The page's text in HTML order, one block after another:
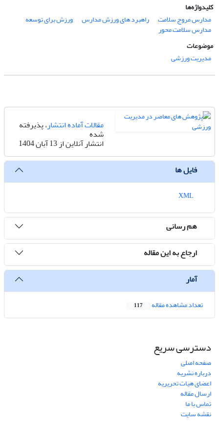
کلیدواژه‌ها
مدارس مروج سلامت
راهبرد های ورزش مدارس ورزش برای توسعه
مدارس سلامت محور
موضوعات
مدیریت ورزشی
مقالات آماده انتشار، پذیرفته
شده
انتشار آنلاین از 13 آبان 1404
فایل ها
هم رسانی
ارجاع به این مقاله
آمار
تعداد مشاهده مقاله 117
دسترسی سریع
صفحه اصلی
درباره نشریه
اعضای هیات تحریریه
ارسال مقاله
تماس با ما
نقشه سایت